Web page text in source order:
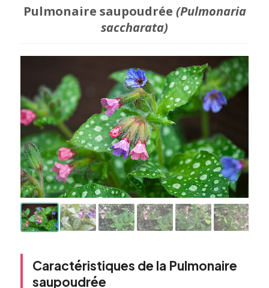
Pulmonaire saupoudrée (Pulmonaria
saccharata)
Caractéristiques de la Pulmonaire
saupoudrée